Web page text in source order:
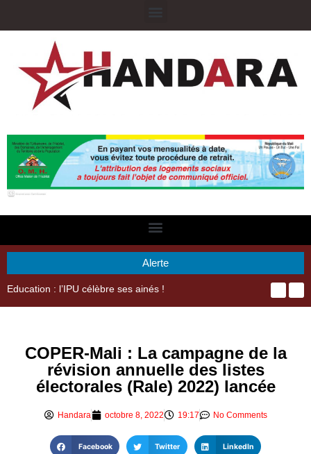
Alerte
COPER-Mali : La campagne de la
révision annuelle des listes
électorales (Rale) 2022) lancée
Handara octobre 8, 2022 19:17 No Comments
Facebook Twitter LinkedIn